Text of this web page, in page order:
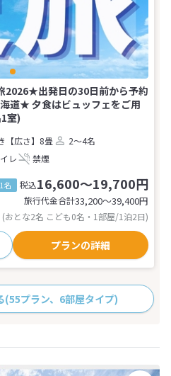
2026★出発日の30日前から予約
道★ 夕食はビュッフェをご用
室)
【広さ】8畳
2～4名
レ 禁煙
名 税込16,600～19,700円
旅行代金合計33,200〜39,400円
(おとな2名 こども0名・1部屋/1泊2日)
プランの詳細
(55プラン、6部屋タイプ)